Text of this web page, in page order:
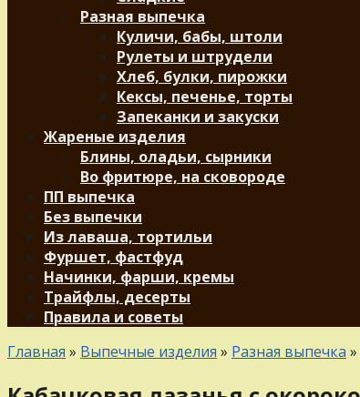
Разная выпечка
Куличи, бабы, штоли
Рулеты и штрудели
Хлеб, булки, пирожки
Кексы, печенье, торты
Запеканки и закуски
Жареные изделия
Блины, оладьи, сырники
Во фритюре, на сковороде
ПП выпечка
Без выпечки
Из лаваша, тортильи
Фуршет, фастфуд
Начинки, фарши, кремы
Трайфлы, десерты
Правила и советы
Главная » Выпечные изделия » Разная выпечка »